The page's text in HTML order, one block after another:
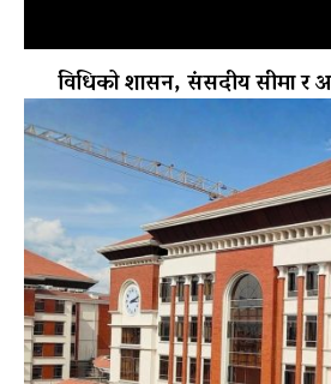
विधिको शासन, संसदीय सीमा र